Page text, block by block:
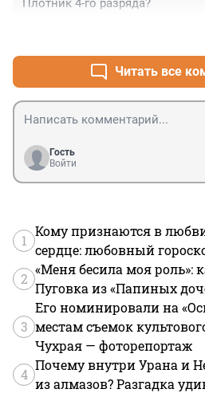
Плотник 4-го разряда?
Читать все
Гость
Войти
1
Кому признаются в
сердце: любовный
2
«Меня бесила моя роль»:
Пуговка из «Папиных
3
Его номинировали на
местам съемок
Чухрая — фоторепортаж
4
Почему внутри Урана и
из алмазов? Разгадка